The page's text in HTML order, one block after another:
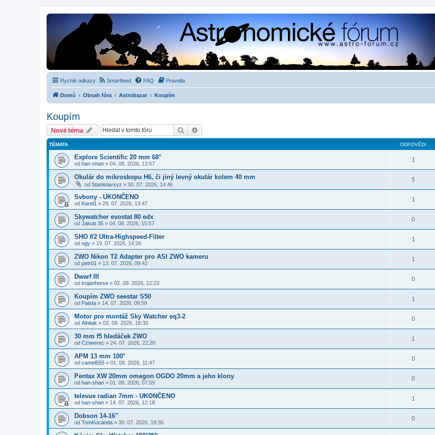
Rychlé odkazy Smartfeed FAQ Pravidla
Domů Obsah fóra Astrobazar Koupím
Koupím
Nové téma Hledat
TÉMATA ODPOVĚDI
Explore Scientific 20 mm 68°
od han-shan » 04. 08. 2026, 13:57
1
Okulár do mikroskopu H6, či jiný levný okulár kolem 40 mm
od Stanislavxyz » 30. 07. 2026, 14:46
5
Svbony - UKONČENO
od Karel1 » 29. 07. 2026, 13:47
1
Skywatcher evostat 80 edx
od Jakub 35 » 04. 08. 2026, 15:57
0
SHO f/2 Ultra-Highspeed-Filter
od ogy » 19. 07. 2026, 14:26
1
ZWO Nikon T2 Adapter pro ASI ZWO kameru
od petr01 » 13. 07. 2026, 09:42
1
Dwarf III
od trojanhorse » 02. 08. 2026, 22:23
0
Koupím ZWO seestar S50
od Paista » 14. 07. 2026, 09:59
1
Motor pro montáž Sky Watcher eq3-2
od Alnitak » 02. 08. 2026, 18:30
0
30 mm f5 hledáček ZWO
od Cztwerec » 24. 07. 2026, 22:20
1
APM 13 mm 100°
od camel555 » 01. 08. 2026, 11:47
0
Pentax XW 20mm omegon OGDO 20mm a jeho klony
od han-shan » 01. 08. 2026, 07:59
0
televue radian 7mm - UKONČENO
od han-shan » 14. 07. 2026, 12:18
1
Dobson 14-16"
od TomKocanda » 30. 07. 2026, 19:35
0